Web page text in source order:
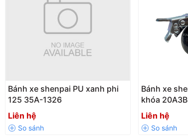
Bánh xe shenpai PU xanh phi
125 35A-1326
Liên hệ
Bánh xe
khóa
Liên hệ